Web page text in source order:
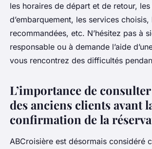
les horaires de départ et de retour,
d’embarquement, les services
recommandées, etc. N’hésitez pas à
responsable ou à demande l’aide
vous rencontrez des difficultés
L’importance de
des anciens clients avant
confirmation de la
ABCroisière est désormais considéré